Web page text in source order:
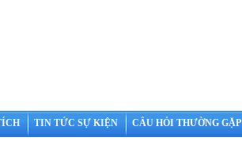
TIN TỨC SỰ KIỆN CÂU HỎI THƯỜNG GẶP